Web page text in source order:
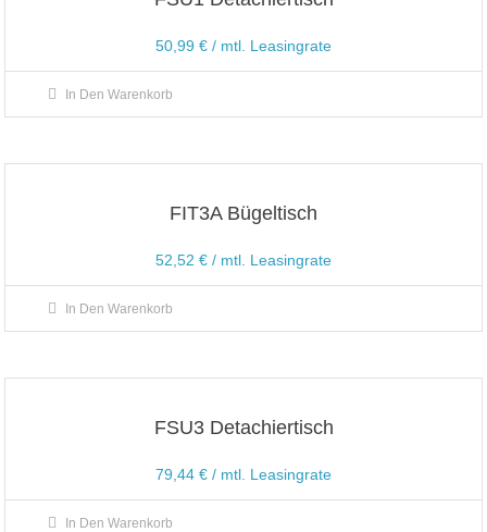
50,99 € / mtl. Leasingrate
In Den Warenkorb
FIT3A Bügeltisch
52,52 € / mtl. Leasingrate
In Den Warenkorb
FSU3 Detachiertisch
79,44 € / mtl. Leasingrate
In Den Warenkorb